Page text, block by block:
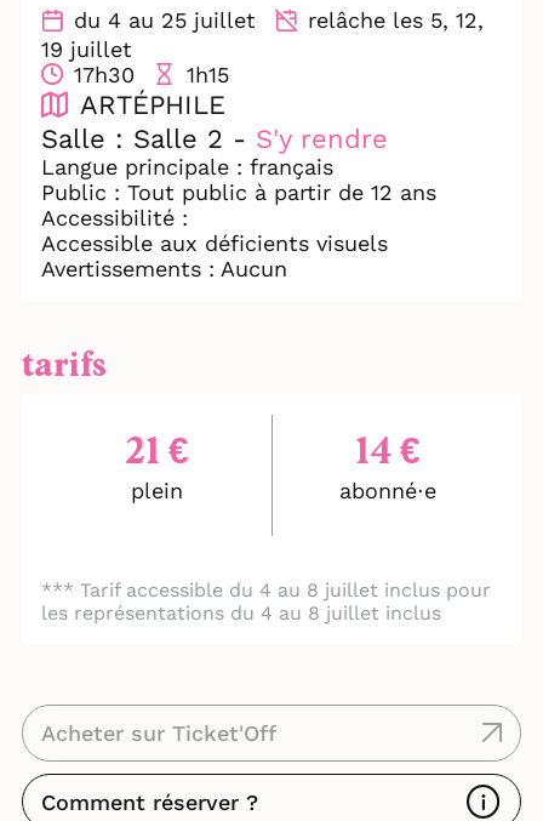
notre héritage transgénérationnel et
collectif : ces histoires enfouies que nous
transmettent nos ancêtres. Une pièce
intime et universelle, véritable ode à
l’émancipation.
du 4 au 25 juillet
relâche les 5, 12,
19 juillet
17h30
1h15
ARTÉPHILE
Salle : Salle 2 - S'y rendre
Langue principale : français
Public : Tout public à partir de 12 ans
Accessibilité :
Accessible aux déficients visuels
Avertissements : Aucun
tarifs
21 €
plein
14 €
abonné⋅e
*** Tarif accessible du 4 au 8 juillet inclus pour
les représentations du 4 au 8 juillet inclus
Acheter sur Ticket'Off
Comment réserver ?